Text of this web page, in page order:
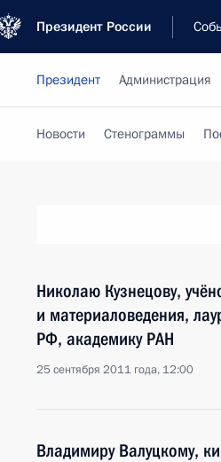
Президент России
Президент Администрация
Новости Стенограммы
Николаю Кузнецову,
и материаловедения,
РФ, академику РАН
25 сентября 2011 года, 12:00
Владимиру Валуцкому,